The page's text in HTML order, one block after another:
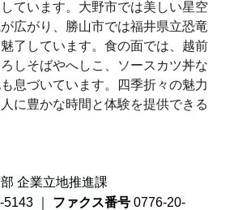
ています。大野市では美しい星空
広がり、勝山市では福井県立恐竜
了しています。食の面では、越前
しそばやへしこ、ソースカツ丼な
息づいています。四季折々の魅力
に豊かな時間と体験を提供できる
企業立地推進課
5143 ファクス番号 0776-20-